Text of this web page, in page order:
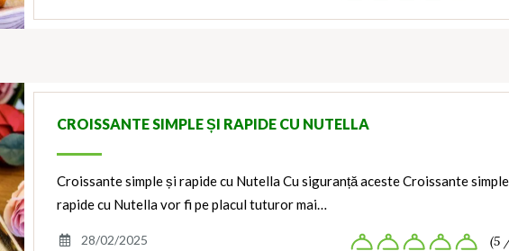
CROISSANTE SIMPLE ȘI RAPIDE CU NUTELLA
Croissante simple și rapide cu Nutella Cu siguranță aceste Croissante
rapide cu Nutella vor fi pe placul tuturor mai…
28/02/2025 (5